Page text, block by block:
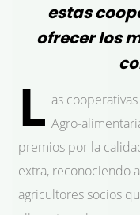
estas
ofrecer los
L as
Agro-
premios por la
extra, reconociendo
agricultores socios